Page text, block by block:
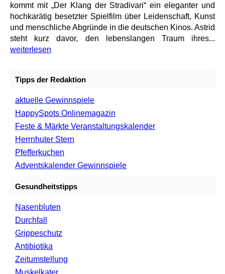
kommt mit „Der Klang der Stradivari“ ein eleganter und
hochkarätig besetzter Spielfilm über Leidenschaft, Kunst
und menschliche Abgründe in die deutschen Kinos. Astrid
steht kurz davor, den lebenslangen Traum ihres...
weiterlesen
Tipps der Redaktion
aktuelle Gewinnspiele
HappySpots Onlinemagazin
Feste & Märkte Veranstaltungskalender
Herrnhuter Stern
Pfefferkuchen
Adventskalender Gewinnspiele
Gesundheitstipps
Nasenbluten
Durchfall
Grippeschutz
Antibiotika
Zeitumstellung
Muskelkater